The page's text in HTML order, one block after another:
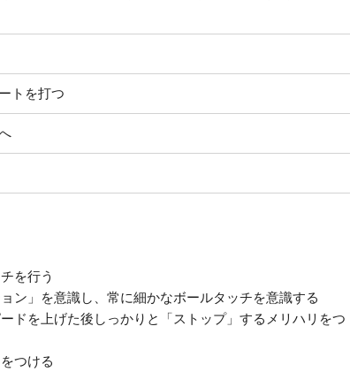
トを打つ
を行う
ン」を意識し、常に細かなボールタッチを意識する
ドを上げた後しっかりと「ストップ」するメリハリをつ
つける